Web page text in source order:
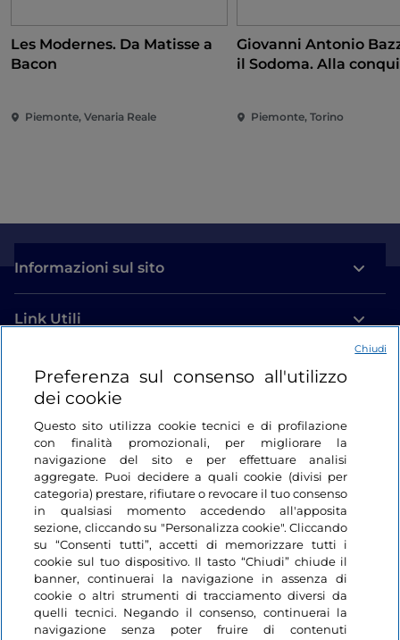
Les Modernes. Da Matisse a
Bacon
Piemonte, Venaria Reale
Giovanni Antonio
il Sodoma. Alla
Piemonte, Torino
Informazioni sul sito
Link Utili
Login
Restiamo in contatto
Preferenza sul consenso all'utilizzo
dei cookie
Questo sito utilizza cookie tecnici e di profilazione
con finalità promozionali, per migliorare la
navigazione del sito e per effettuare analisi
aggregate. Puoi decidere a quali cookie (divisi per
categoria) prestare, rifiutare o revocare il tuo consenso
in qualsiasi momento accedendo all'apposita
sezione, cliccando su "Personalizza cookie". Cliccando
su “Consenti tutti”, accetti di memorizzare tutti i
cookie sul tuo dispositivo. Il tasto “Chiudi” chiude il
banner, continuerai la navigazione in assenza di
cookie o altri strumenti di tracciamento diversi da
quelli tecnici. Negando il consenso, continuerai la
navigazione senza poter fruire di contenuti
Chiudi